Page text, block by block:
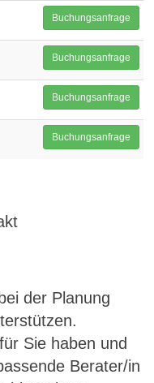
Buchungsanfrage
Buchungsanfrage
Buchungsanfrage
Buchungsanfrage
der Planung
Sie haben und
Berater/in